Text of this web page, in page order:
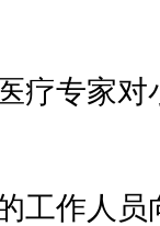
疗专家
工作人